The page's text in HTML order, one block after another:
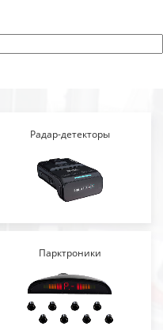
Радар-детекторы
Парктроники